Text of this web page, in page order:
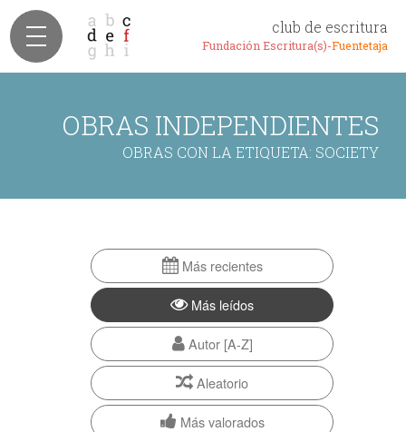
club de escritura
Fundación Escritura(s)-Fuentetaja
OBRAS INDEPENDIENTES
OBRAS CON LA ETIQUETA: SOCIETY
Más recientes
Más leídos
Autor [A-Z]
Aleatorio
Más valorados